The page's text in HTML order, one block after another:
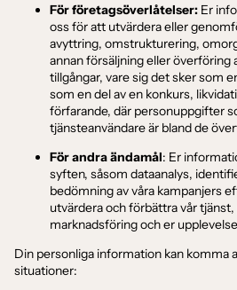
För företagsöverlåtelser: Er
oss för att utvärdera eller
avyttring, omstrukturering,
annan försäljning eller överföring
tillgångar, vare sig det sker som
som en del av en konkurs,
förfarande, där personuppgifter
tjänsteanvändare är bland de
För andra ändamål: Er
syften, såsom dataanalys,
bedömning av våra kampanjers
utvärdera och förbättra vår
marknadsföring och er
Din personliga information kan komma
situationer: